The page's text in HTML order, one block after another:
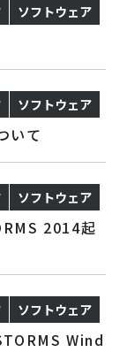
ソフトウェア
ソフトウェア
いて
ソフトウェア
2014起
ソフトウェア
Wind